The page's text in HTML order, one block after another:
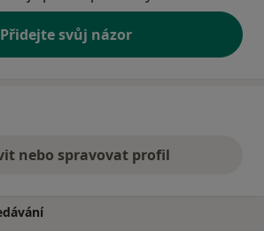
Přidejte svůj názor
nebo spravovat profil